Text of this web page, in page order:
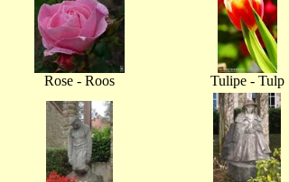
Rose - Roos
Tulipe - Tulp